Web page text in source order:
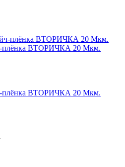
плёнка ВТОРИЧКА 20 Мкм.
плёнка ВТОРИЧКА 20 Мкм.